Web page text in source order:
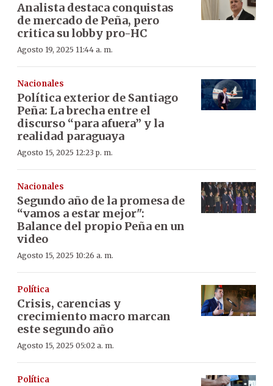
Analista destaca conquistas
de mercado de Peña, pero
critica su lobby pro-HC
Agosto 19, 2025 11:44 a. m.
Nacionales
Política exterior de Santiago
Peña: La brecha entre el
discurso “para afuera” y la
realidad paraguaya
Agosto 15, 2025 12:23 p. m.
Nacionales
Segundo año de la promesa de
“vamos a estar mejor":
Balance del propio Peña en un
video
Agosto 15, 2025 10:26 a. m.
Política
Crisis, carencias y
crecimiento macro marcan
este segundo año
Agosto 15, 2025 05:02 a. m.
Política